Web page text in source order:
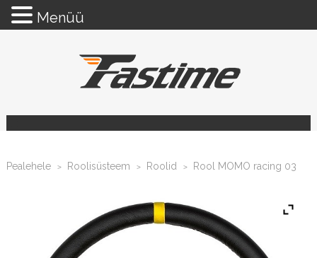
Pealehele > Roolisüsteem > Roolid > Rool MOMO racing 03
Menüü